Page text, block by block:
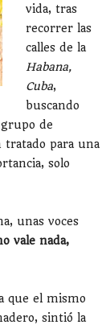
vida, tras
recorrer las
calles de la
Habana,
Cuba,
buscando
de
tratado para una
solo
unas voces
vale nada,
que el mismo
sintió la